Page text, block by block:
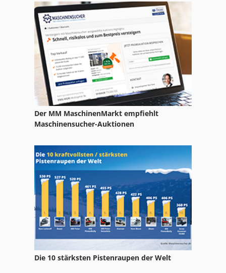
Gkt 60
Gl 172
International 2674
International 560
Kgs 1670
Kotz Und Soehne
Kx 019-4
Mvh 5 1 4 B
Nc Drehmaschine
Nc Fräsmaschine
Der MM MaschinenMarkt empfiehlt
Maschinensucher-Auktionen
Die 10 stärksten Pistenraupen der Welt